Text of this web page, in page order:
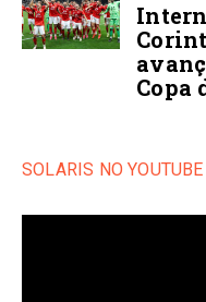
Copa
SOLARIS NO YOUTUBE